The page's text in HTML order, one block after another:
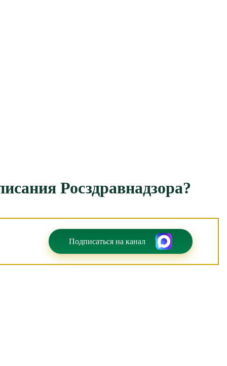
Росздравнадзора?
Подписаться на канал